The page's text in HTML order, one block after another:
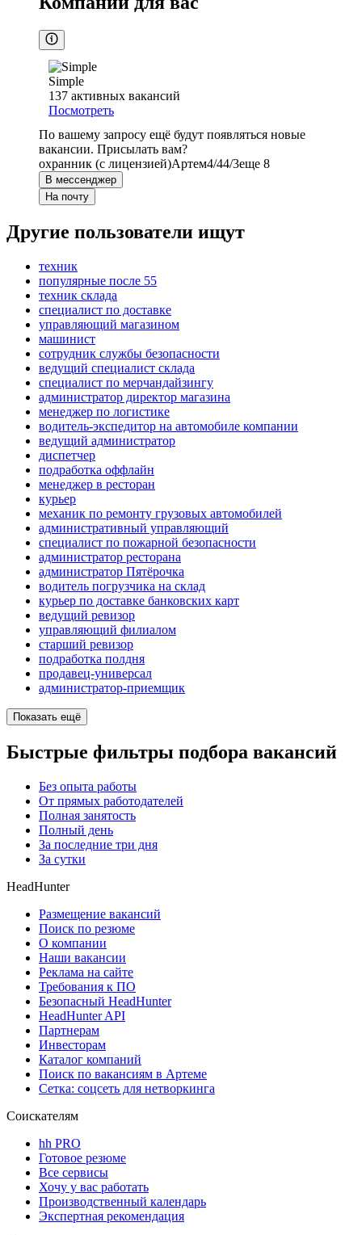
Simple
137 активных вакансий
Посмотреть
По вашему запросу ещё будут появляться новые
вакансии. Присылать вам?
охранник (с лицензией)Артем4/44/3еще 8
В мессенджер
На почту
Другие пользователи ищут
техник
популярные после 55
техник склада
специалист по доставке
управляющий магазином
машинист
сотрудник службы безопасности
ведущий специалист склада
специалист по мерчандайзингу
администратор директор магазина
менеджер по логистике
водитель-экспедитор на автомобиле компании
ведущий администратор
диспетчер
подработка оффлайн
менеджер в ресторан
курьер
механик по ремонту грузовых автомобилей
административный управляющий
специалист по пожарной безопасности
администратор ресторана
администратор Пятёрочка
водитель погрузчика на склад
курьер по доставке банковских карт
ведущий ревизор
управляющий филиалом
старший ревизор
подработка полдня
продавец-универсал
администратор-приемщик
Показать ещё
Быстрые фильтры подбора вакансий
Без опыта работы
От прямых работодателей
Полная занятость
Полный день
За последние три дня
За сутки
HeadHunter
Размещение вакансий
Поиск по резюме
О компании
Наши вакансии
Реклама на сайте
Требования к ПО
Безопасный HeadHunter
HeadHunter API
Партнерам
Инвесторам
Каталог компаний
Поиск по вакансиям в Артеме
Сетка: соцсеть для нетворкинга
Соискателям
hh PRO
Готовое резюме
Все сервисы
Хочу у вас работать
Производственный календарь
Экспертная рекомендация